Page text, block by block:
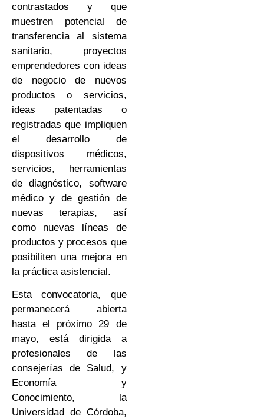
contrastados y que
muestren potencial de
transferencia al sistema
sanitario, proyectos
emprendedores con ideas
de negocio de nuevos
productos o servicios,
ideas patentadas o
registradas que impliquen
el desarrollo de
dispositivos médicos,
servicios, herramientas
de diagnóstico, software
médico y de gestión de
nuevas terapias, así
como nuevas líneas de
productos y procesos que
posibiliten una mejora en
la práctica asistencial.
Esta convocatoria, que
permanecerá abierta
hasta el próximo 29 de
mayo, está dirigida a
profesionales de las
consejerías de Salud, y
Economía y
Conocimiento, la
Universidad de Córdoba,